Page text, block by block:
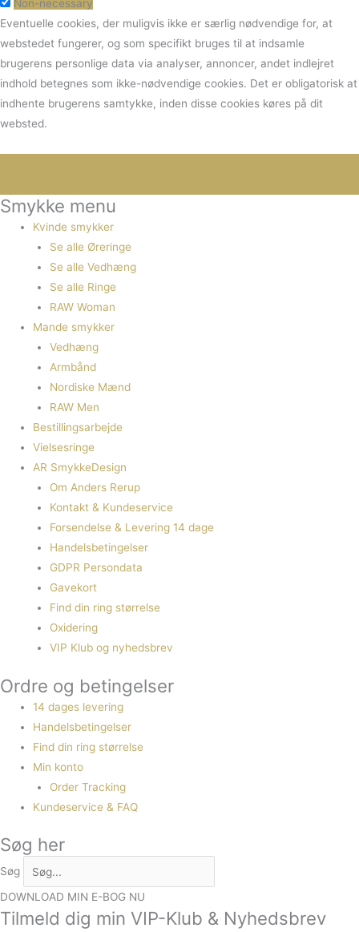
Non-necessary
Eventuelle cookies, der muligvis ikke er særlig nødvendige for, at
webstedet fungerer, og som specifikt bruges til at indsamle
brugerens personlige data via analyser, annoncer, andet indlejret
indhold betegnes som ikke-nødvendige cookies. Det er obligatorisk at
indhente brugerens samtykke, inden disse cookies køres på dit
websted.
Smykke menu
Kvinde smykker
Se alle Øreringe
Se alle Vedhæng
Se alle Ringe
RAW Woman
Mande smykker
Vedhæng
Armbånd
Nordiske Mænd
RAW Men
Bestillingsarbejde
Vielsesringe
AR SmykkeDesign
Om Anders Rerup
Kontakt & Kundeservice
Forsendelse & Levering 14 dage
Handelsbetingelser
GDPR Persondata
Gavekort
Find din ring størrelse
Oxidering
VIP Klub og nyhedsbrev
Ordre og betingelser
14 dages levering
Handelsbetingelser
Find din ring størrelse
Min konto
Order Tracking
Kundeservice & FAQ
Søg her
Søg
DOWNLOAD MIN E-BOG NU
Tilmeld dig min VIP-Klub & Nyhedsbrev